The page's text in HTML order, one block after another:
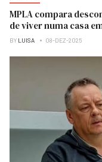
MPLA compara
de viver numa casa
BY LUISA 08-DEZ-2025